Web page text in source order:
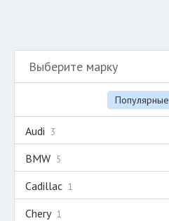
Выберите марку
Популярные
Audi 3
BMW 5
Cadillac 1
Chery 1